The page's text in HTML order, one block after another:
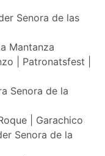
Senora de las
Mantanza
| Patronatsfest |
Senora de la
| Garachico
Senora de la